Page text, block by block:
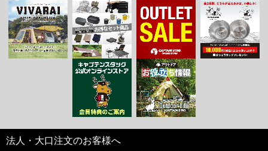
法人・大口注文のお客様へ